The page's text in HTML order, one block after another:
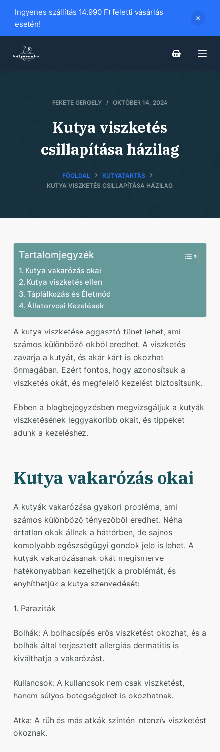
i
Ingyenes szállítás 14.990 Ft feletti vásárlás
esetén!
FEKETE GERGELY OKTÓBER 14, 2024
Kutya viszketés
csillapítása házilag
FŐOLDAL
KUTYATARTÁS
KUTYA VISZKETÉS CSILLAPÍTÁSA HÁZILAG
Tartalomjegyzék
Kutya vakarózás okai
Kutya viszketés ellen
Táplálkozás és Életmód
Állatorvosi Kezelések
A kutya viszketése aggasztó tünet lehet, ami
számos különböző okból eredhet. A viszketés
zavarja a kutyát, és akár kárt is okozhat
önmagában. Ezért fontos, hogy azonosítsuk a
viszketés okát, és megfelelő kezelést biztosítsunk.
Ebben a blogbejegyzésben megvizsgáljuk a kutyák
viszketésének leggyakoribb okait, és tippeket
adunk a kezeléshez.
Kutya vakarózás okai
A kutyák vakarózása gyakori probléma, ami
számos különböző tényezőből eredhet. Néha
ártatlan okok állnak a háttérben, de sajnos
komolyabb egészségügyi gondok jele is lehet. A
kutyák vakarózásának okát megismerve
hatékonyabban kezelhetjük a problémát, és
enyhíthetjük a kutya szenvedését:
1. Paraziták
Bolhák: A bolhacsípés erős viszketést okozhat, és a
bolhák által terjesztett allergiás dermatitis is
kiválthatja a vakarózást.
Kullancsok: A kullancsok nem csak viszketést,
hanem súlyos betegségeket is okozhatnak.
Atka: A rüh és más atkák szintén intenzív viszketést
okoznak.